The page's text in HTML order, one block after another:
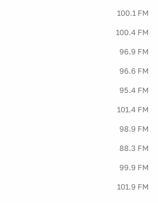
100.1 FM
100.4 FM
96.9 FM
96.6 FM
95.4 FM
101.4 FM
98.9 FM
88.3 FM
99.9 FM
101.9 FM